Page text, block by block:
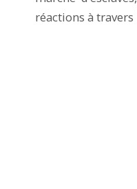
réactions à